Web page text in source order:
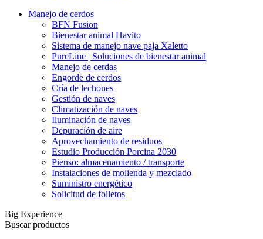
Manejo de cerdos
BFN Fusion
Bienestar animal Havito
Sistema de manejo nave paja Xaletto
PureLine | Soluciones de bienestar animal
Manejo de cerdas
Engorde de cerdos
Cría de lechones
Gestión de naves
Climatización de naves
Iluminación de naves
Depuración de aire
Aprovechamiento de residuos
Estudio Producción Porcina 2030
Pienso: almacenamiento / transporte
Instalaciones de molienda y mezclado
Suministro energético
Solicitud de folletos
Big Experience
Buscar productos